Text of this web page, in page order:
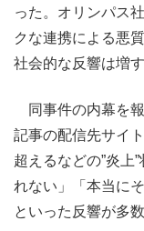
った。オリンパス
クな連携による悪
社会的な反響は増す
同事件の内幕を
記事の配信先サイ
超えるなどの”炎上
れない」「本当に
といった反響が多